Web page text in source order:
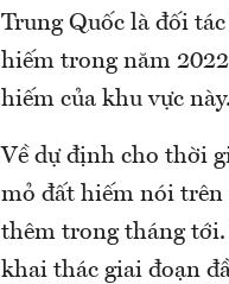
Trung Quốc là đối
hiếm trong năm
hiếm của khu vực này.
Về dự định cho thời
mỏ đất hiếm nói trên
thêm trong tháng tới.
khai thác giai đoạn